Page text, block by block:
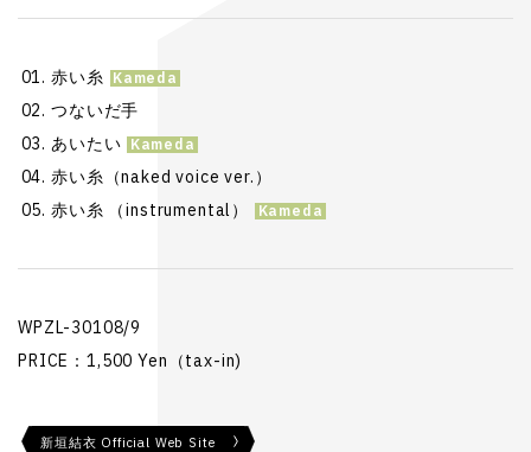
赤い糸
つないだ手
あいたい
赤い糸（naked voice ver.）
赤い糸 （instrumental）
WPZL-30108/9
PRICE：1,500 Yen（tax-in)
新垣結衣 Official Web Site